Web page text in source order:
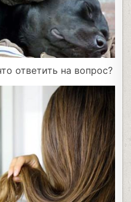
ответить на вопрос?